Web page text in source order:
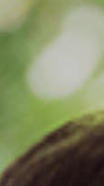
項変更届）